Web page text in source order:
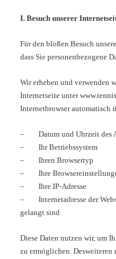
I. Besuch unserer
Für den bloßen Besuch
dass Sie personenbezogene
Wir erheben und verwenden
Internetseite unter
Internetbrowser automatisch
– Datum und Uhrzeit des
– Ihr Betriebssystem
– Ihren Browsertyp
– Ihre
– Ihre IP-Adresse
– Internetadresse der
gelangt sind
Diese Daten nutzen wir, um
zu ermöglichen. Desweiteren